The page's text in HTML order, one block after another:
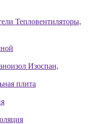
Тепловентиляторы,
Изоспан,
плита